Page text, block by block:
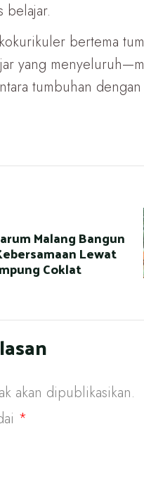
belajar.
bertema
yang
tumbuhan
Malang Bangun
Lewat
Coklat
akan dipublikasikan.
*